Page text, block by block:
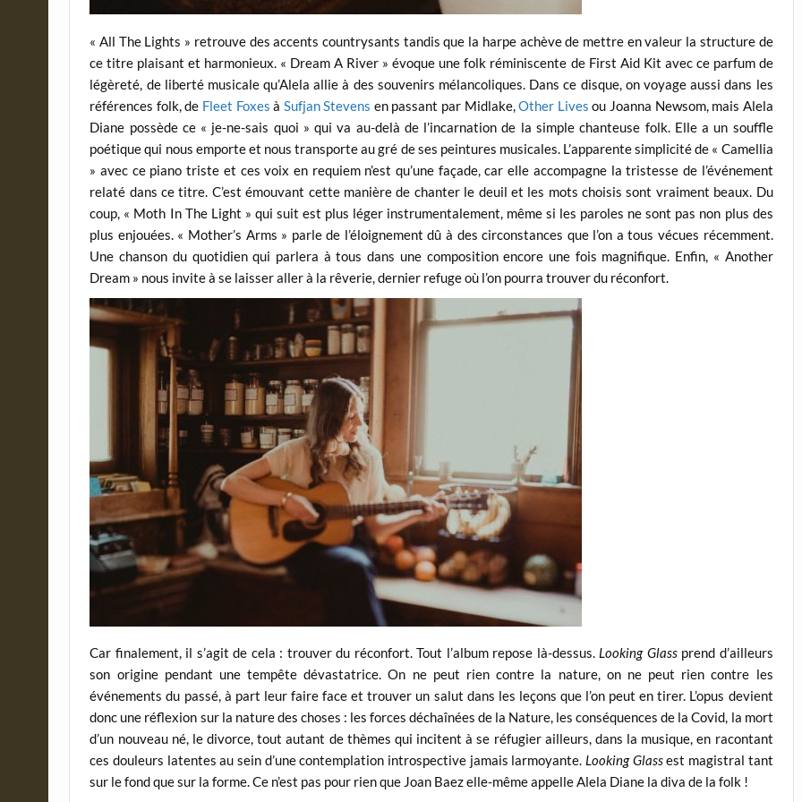
« All The Lights » retrouve des accents countrysants tandis que la harpe achève de mettre en valeur la structure de
ce titre plaisant et harmonieux. « Dream A River » évoque une folk réminiscente de First Aid Kit avec ce parfum de
légèreté, de liberté musicale qu’Alela allie à des souvenirs mélancoliques. Dans ce disque, on voyage aussi dans les
références folk, de Fleet Foxes à Sufjan Stevens en passant par Midlake,Other Lives ou Joanna Newsom, mais Alela
Diane possède ce « je-ne-sais quoi » qui va au-delà de l’incarnation de la simple chanteuse folk. Elle a un souffle
poétique qui nous emporte et nous transporte au gré de ses peintures musicales. L’apparente simplicité de « Camellia
» avec ce piano triste et ces voix en requiem n’est qu’une façade, car elle accompagne la tristesse de l’événement
relaté dans ce titre. C’est émouvant cette manière de chanter le deuil et les mots choisis sont vraiment beaux. Du
coup, « Moth In The Light » qui suit est plus léger instrumentalement, même si les paroles ne sont pas non plus des
plus enjouées. « Mother’s Arms » parle de l’éloignement dû à des circonstances que l’on a tous vécues récemment.
Une chanson du quotidien qui parlera à tous dans une composition encore une fois magnifique. Enfin, « Another
Dream » nous invite à se laisser aller à la rêverie, dernier refuge où l’on pourra trouver du réconfort.
Car finalement, il s’agit de cela : trouver du réconfort. Tout l’album repose là-dessus. Looking Glassprend d’ailleurs
son origine pendant une tempête dévastatrice. On ne peut rien contre la nature, on ne peut rien contre les
événements du passé, à part leur faire face et trouver un salut dans les leçons que l’on peut en tirer. L’opus devient
donc une réflexion sur la nature des choses : les forces déchaînées de la Nature, les conséquences de la Covid, la mort
d’un nouveau né, le divorce, tout autant de thèmes qui incitent à se réfugier ailleurs, dans la musique, en racontant
ces douleurs latentes au sein d’une contemplation introspective jamais larmoyante. Looking Glassest magistral tant
sur le fond que sur la forme. Ce n’est pas pour rien que Joan Baez elle-même appelle Alela Diane la diva de la folk !